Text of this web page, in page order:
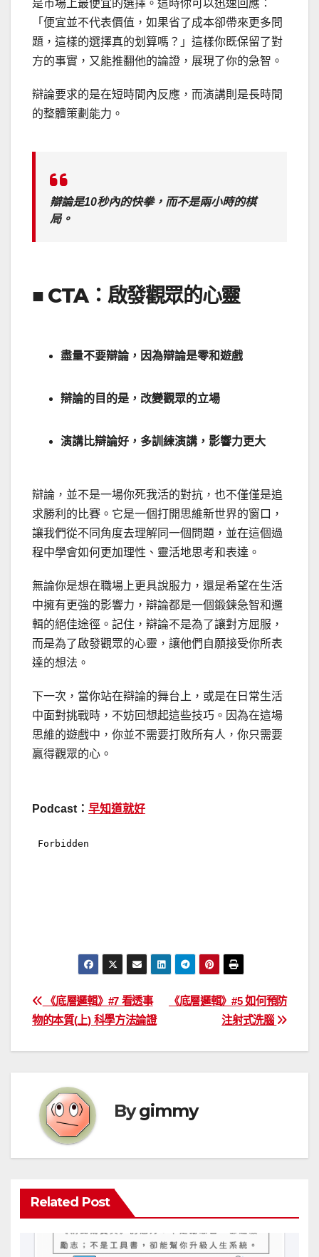
是市場上最便宜的選擇。這時你可以迅速回應：
「便宜並不代表價值，如果省了成本卻帶來更多問
題，這樣的選擇真的划算嗎？」這樣你既保留了對
方的事實，又能推翻他的論證，展現了你的急智。
辯論要求的是在短時間內反應，而演講則是長時間
的整體策劃能力。
辯論是10秒內的快拳，而不是兩小時的棋
局。
■ CTA：啟發觀眾的心靈
盡量不要辯論，因為辯論是零和遊戲
辯論的目的是，改變觀眾的立場
演講比辯論好，多訓練演講，影響力更大
辯論，並不是一場你死我活的對抗，也不僅僅是追
求勝利的比賽。它是一個打開思維新世界的窗口，
讓我們從不同角度去理解同一個問題，並在這個過
程中學會如何更加理性、靈活地思考和表達。
無論你是想在職場上更具說服力，還是希望在生活
中擁有更強的影響力，辯論都是一個鍛鍊急智和邏
輯的絕佳途徑。記住，辯論不是為了讓對方屈服，
而是為了啟發觀眾的心靈，讓他們自願接受你所表
達的想法。
下一次，當你站在辯論的舞台上，或是在日常生活
中面對挑戰時，不妨回想起這些技巧。因為在這場
思維的遊戲中，你並不需要打敗所有人，你只需要
贏得觀眾的心。
Podcast： 早知道就好
文
章
覽
《底層邏輯》#5 如何預防
注射式洗腦
《底層邏輯》#7 看透事
物的本質(上) 科學方法論證
Bygimmy
Related Post